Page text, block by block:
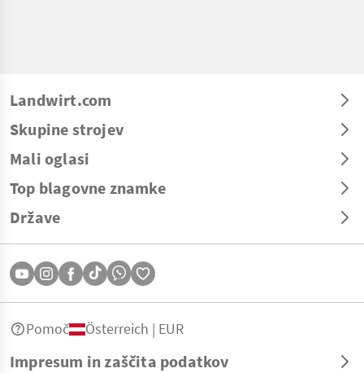
Landwirt.com
Skupine strojev
Mali oglasi
Top blagovne znamke
Države
Impresum in zaščita podatkov
Pomoč Österreich | EUR